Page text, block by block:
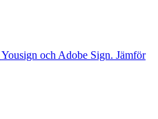
och Adobe Sign. Jämför